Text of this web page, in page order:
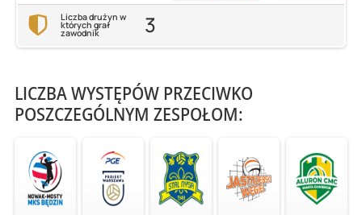
Liczba drużyn w
których grał
zawodnik 3
LICZBA WYSTĘPÓW PRZECIWKO
POSZCZEGÓLNYM ZESPOŁOM: